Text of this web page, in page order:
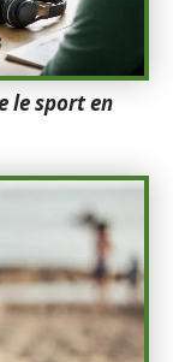
le sport en